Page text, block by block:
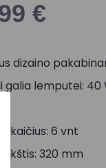
€
dizaino
galia lemputei: 40
skaičius: 6 vnt
320 mm